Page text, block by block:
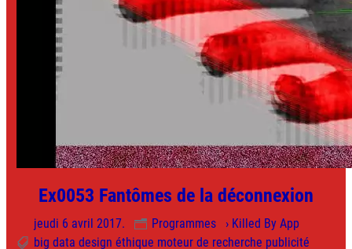
Ex0053 Fantômes de la déconnexion
jeudi 6 avril 2017. Programmes
› Killed By App
big data design éthique moteur de recherche publicité